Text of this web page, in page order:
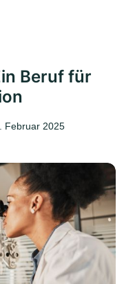
Beruf für
Februar 2025